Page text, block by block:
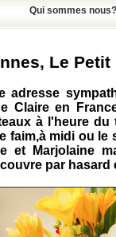
Qui sommes nous?
Le
adresse
Claire en
à l'heure
faim,à midi ou
et Marjolaine
par hasard